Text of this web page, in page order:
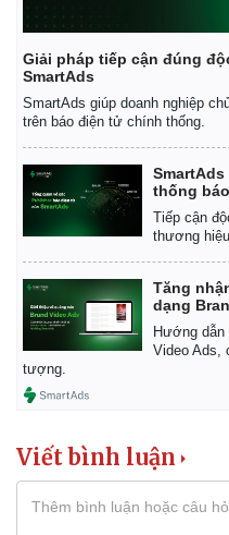
Pháp luật
Giải pháp tiếp cận đúng
SmartAds
SmartAds giúp doanh nghiệp
trên báo điện tử chính thống.
thống
Tiếp cận
thương
Tăng
dạng
Hướng
Video Ads,
tượng.
Viết bình luận